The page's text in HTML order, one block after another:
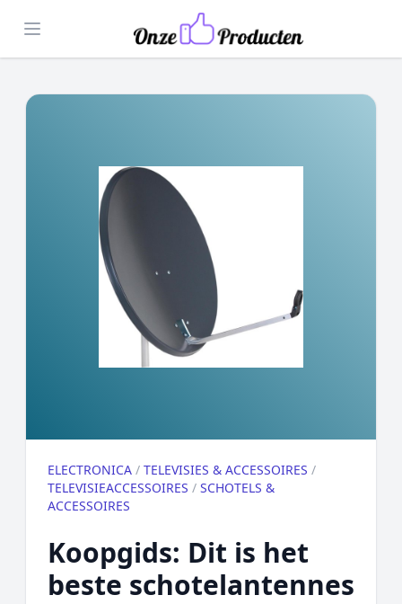
Open menu
ELECTRONICA / TELEVISIES & ACCESSOIRES /
TELEVISIEACCESSOIRES / SCHOTELS &
ACCESSOIRES
Koopgids: Dit is het
beste schotelantennes